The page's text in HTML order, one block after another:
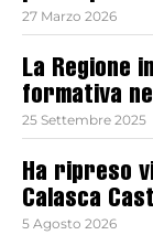
27 Marzo 2026
La Regione
formativa
25 Settembre 2025
Ha ripreso
Calasca
5 Agosto 2026